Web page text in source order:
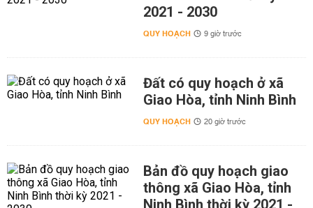
2021 - 2030
QUY HOẠCH 9 giờ trước
Đất có quy hoạch ở xã
Giao Hòa, tỉnh Ninh Bình
QUY HOẠCH 20 giờ trước
Bản đồ quy hoạch giao
thông xã Giao Hòa, tỉnh
Ninh Bình thời kỳ 2021 -